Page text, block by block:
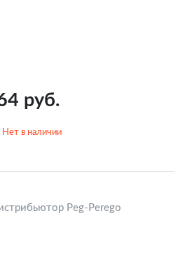
руб.
Нет в наличии
Peg-Perego